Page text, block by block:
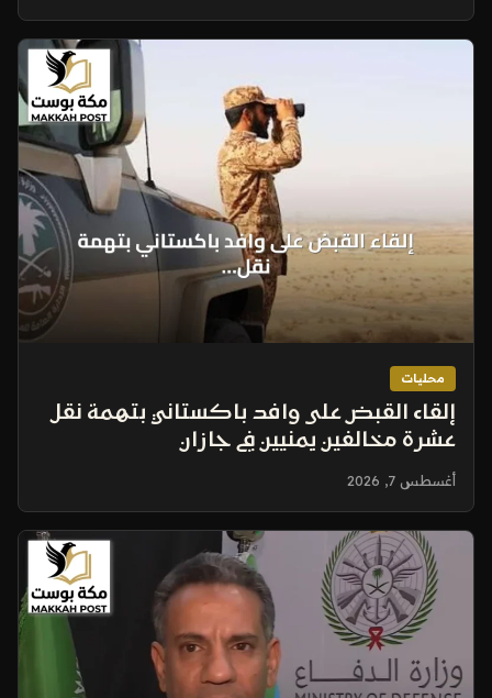
محليات
إلقاء القبض على وافد باكستاني بتهمة نقل
عشرة مخالفين يمنيين في جازان
أغسطس 7, 2026